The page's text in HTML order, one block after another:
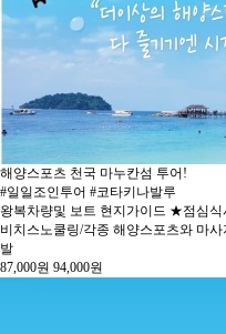
해양스포츠 천국 마누칸섬 투어!
#일일조인투어 #코타키나발루
왕복차량및 보트 현지가이드 ★점심
비치스노쿨링/각종 해양스포츠와 마
발
87,000원 94,000원